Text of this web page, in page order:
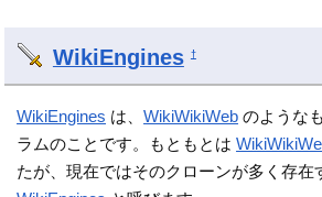
WikiEngines †
WikiEngines は、WikiWikiWeb のような
ラムのことです。もともとは
たが、現在ではそのクローンが多く存在